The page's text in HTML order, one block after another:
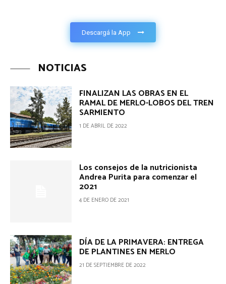
Descargá la App
NOTICIAS
FINALIZAN LAS OBRAS EN EL
RAMAL DE MERLO-LOBOS DEL TREN
SARMIENTO
1 DE ABRIL DE 2022
Los consejos de la nutricionista
Andrea Purita para comenzar el
2021
4 DE ENERO DE 2021
DÍA DE LA PRIMAVERA: ENTREGA
DE PLANTINES EN MERLO
21 DE SEPTIEMBRE DE 2022